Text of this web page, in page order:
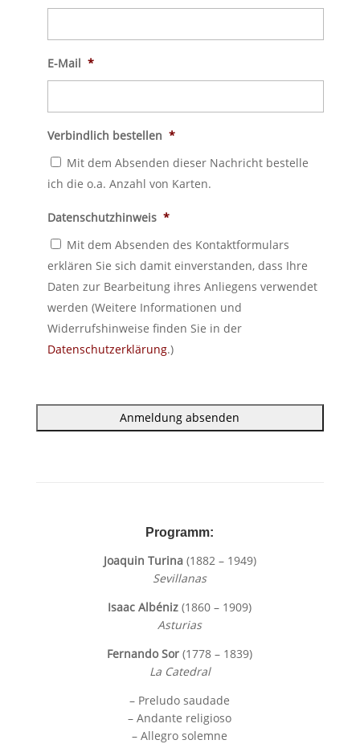
E-Mail *
Verbindlich bestellen *
Mit dem Absenden dieser Nachricht bestelle
ich die o.a. Anzahl von Karten.
Datenschutzhinweis *
Mit dem Absenden des Kontaktformulars
erklären Sie sich damit einverstanden, dass Ihre
Daten zur Bearbeitung ihres Anliegens verwendet
werden (Weitere Informationen und
Widerrufshinweise finden Sie in der
Datenschutzerklärung.)
Programm:
Joaquin Turina (1882 – 1949)
Sevillanas
Isaac Albéniz(1860 – 1909)
Asturias
Fernando Sor (1778 – 1839)
La Catedral
– Preludo saudade
– Andante religioso
– Allegro solemne